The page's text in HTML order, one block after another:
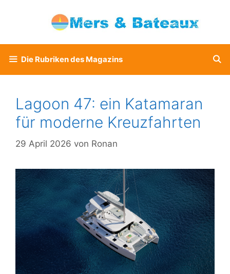
Die Rubriken des Magazins
Lagoon 47: ein Katamaran
für moderne Kreuzfahrten
29 April 2026 von Ronan